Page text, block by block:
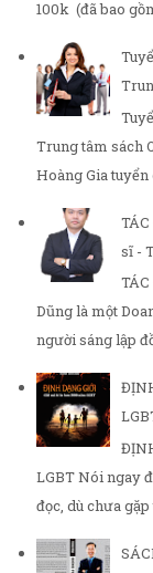
100k (đã bao
Trung tâm sách
Hoàng Gia tuyển
sĩ -
Dũng là một
người sáng lập
LGBT Nói ngay
đọc, dù chưa gặp